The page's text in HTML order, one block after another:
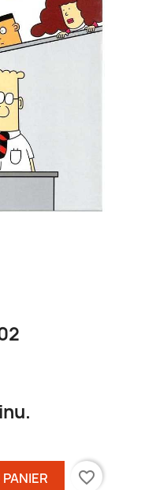
favorite_border